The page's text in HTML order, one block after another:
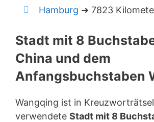
Hamburg ➜ 7823
Stadt mit 8
China und dem
Anfangsbuchstaben
Wangqing ist in
verwendete Stadt mit 8